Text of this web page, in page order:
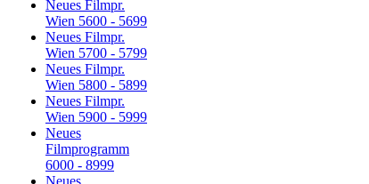
Neues Filmpr.
Wien 5600 - 5699
Neues Filmpr.
Wien 5700 - 5799
Neues Filmpr.
Wien 5800 - 5899
Neues Filmpr.
Wien 5900 - 5999
Neues
Filmprogramm
6000 - 8999
Neues